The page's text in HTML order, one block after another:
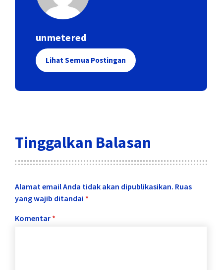
unmetered
Lihat Semua Postingan
Tinggalkan Balasan
Alamat email Anda tidak akan dipublikasikan. Ruas
yang wajib ditandai *
Komentar *